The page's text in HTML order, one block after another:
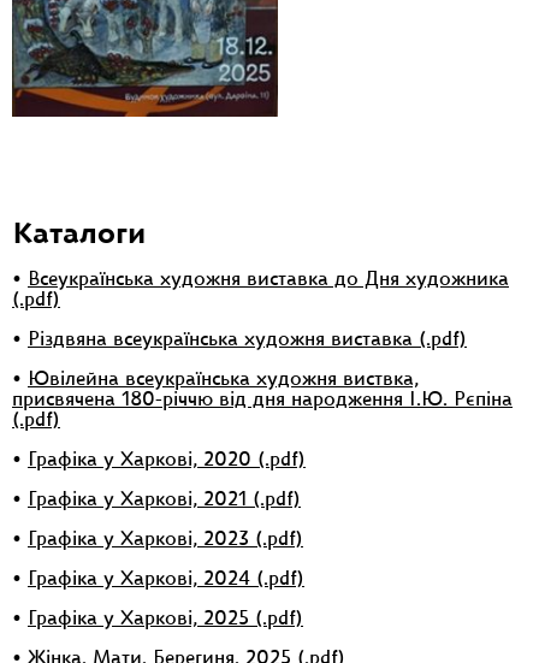
Каталоги
• Всеукраїнська художня виставка до Дня художника
(.pdf)
• Різдвяна всеукраїнська художня виставка (.pdf)
• Ювілейна всеукраїнська художня виствка,
присвячена 180-річчю від дня народження І.Ю. Рєпіна
(.pdf)
• Графіка у Харкові, 2020 (.pdf)
• Графіка у Харкові, 2021 (.pdf)
• Графіка у Харкові, 2023 (.pdf)
• Графіка у Харкові, 2024 (.pdf)
• Графіка у Харкові, 2025 (.pdf)